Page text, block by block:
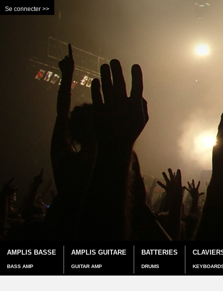
Se connecter >>
AMPLIS BASSE
BASS AMP
AMPLIS GUITARE
GUITAR AMP
BATTERIES
DRUMS